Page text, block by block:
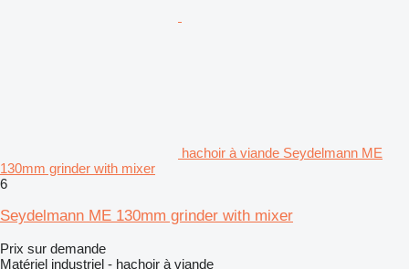
hachoir à viande Seydelmann ME
130mm grinder with mixer
6
Seydelmann ME 130mm grinder with mixer
Prix sur demande
Matériel industriel - hachoir à viande